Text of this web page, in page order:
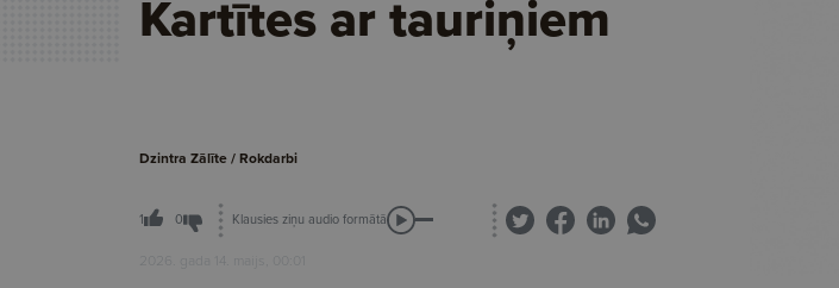
Kartītes ar tauriņiem
Dzintra Zālīte / Rokdarbi
1 0 Klausies ziņu audio formātā
2026. gada 14. maijs, 00:01